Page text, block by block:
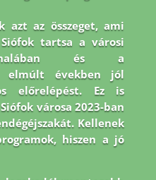
azt az összeget, ami
Siófok tartsa a városi
és a
elmúlt években jól
előrelépést. Ez is
városa 2023-ban
Kellenek
hiszen a jó